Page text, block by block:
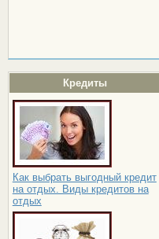
Кредиты
Как выбрать выгодный кредит
на отдых. Виды кредитов на
отдых